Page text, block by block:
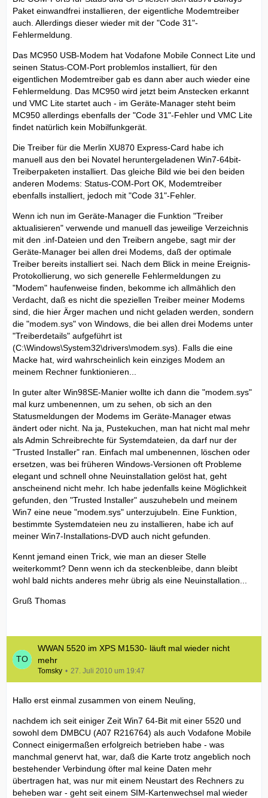
Paket einwandfrei installieren, der eigentliche Modemtreiber
auch. Allerdings dieser wieder mit der "Code 31"-
Fehlermeldung.
Das MC950 USB-Modem hat Vodafone Mobile Connect Lite und
seinen Status-COM-Port problemlos installiert, für den
eigentlichen Modemtreiber gab es dann aber auch wieder eine
Fehlermeldung. Das MC950 wird jetzt beim Anstecken erkannt
und VMC Lite startet auch - im Geräte-Manager steht beim
MC950 allerdings ebenfalls der "Code 31"-Fehler und VMC Lite
findet natürlich kein Mobilfunkgerät.
Die Treiber für die Merlin XU870 Express-Card habe ich
manuell aus den bei Novatel heruntergeladenen Win7-64bit-
Treiberpaketen installiert. Das gleiche Bild wie bei den beiden
anderen Modems: Status-COM-Port OK, Modemtreiber
ebenfalls installiert, jedoch mit "Code 31"-Fehler.
Wenn ich nun im Geräte-Manager die Funktion "Treiber
aktualisieren" verwende und manuell das jeweilige Verzeichnis
mit den .inf-Dateien und den Treibern angebe, sagt mir der
Geräte-Manager bei allen drei Modems, daß der optimale
Treiber bereits installiert sei. Nach dem Blick in meine Ereignis-
Protokollierung, wo sich generelle Fehlermeldungen zu
"Modem" haufenweise finden, bekomme ich allmählich den
Verdacht, daß es nicht die speziellen Treiber meiner Modems
sind, die hier Ärger machen und nicht geladen werden, sondern
die "modem.sys" von Windows, die bei allen drei Modems unter
"Treiberdetails" aufgeführt ist
(C:\Windows\System32\drivers\modem.sys). Falls die eine
Macke hat, wird wahrscheinlich kein einziges Modem an
meinem Rechner funktionieren...
In guter alter Win98SE-Manier wollte ich dann die "modem.sys"
mal kurz umbenennen, um zu sehen, ob sich an den
Statusmeldungen der Modems im Geräte-Manager etwas
ändert oder nicht. Na ja, Pustekuchen, man hat nicht mal mehr
als Admin Schreibrechte für Systemdateien, da darf nur der
"Trusted Installer" ran. Einfach mal umbenennen, löschen oder
ersetzen, was bei früheren Windows-Versionen oft Probleme
elegant und schnell ohne Neuinstallation gelöst hat, geht
anscheinend nicht mehr. Ich habe jedenfalls keine Möglichkeit
gefunden, den "Trusted Installer" auszuhebeln und meinem
Win7 eine neue "modem.sys" unterzujubeln. Eine Funktion,
bestimmte Systemdateien neu zu installieren, habe ich auf
meiner Win7-Installations-DVD auch nicht gefunden.
Kennt jemand einen Trick, wie man an dieser Stelle
weiterkommt? Denn wenn ich da steckenbleibe, dann bleibt
wohl bald nichts anderes mehr übrig als eine Neuinstallation...
Gruß Thomas
WWAN 5520 im XPS M1530- läuft mal wieder nicht
mehr
Tomsky 27. Juli 2010 um 19:47
Hallo erst einmal zusammen von einem Neuling,
nachdem ich seit einiger Zeit Win7 64-Bit mit einer 5520 und
sowohl dem DMBCU (A07 R216764) als auch Vodafone Mobile
Connect einigermaßen erfolgreich betrieben habe - was
manchmal genervt hat, war, daß die Karte trotz angeblich noch
bestehender Verbindung öfter mal keine Daten mehr
übertragen hat, was nur mit einem Neustart des Rechners zu
beheben war - geht seit einem SIM-Kartenwechsel mal wieder